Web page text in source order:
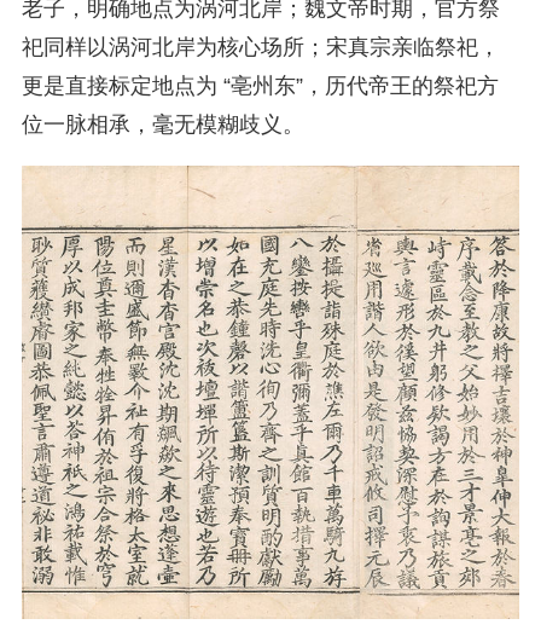
老子，明确地点为涡河北岸；魏文帝时期，官方祭
祀同样以涡河北岸为核心场所；宋真宗亲临祭祀，
更是直接标定地点为 “亳州东”，历代帝王的祭祀方
位一脉相承，毫无模糊歧义。